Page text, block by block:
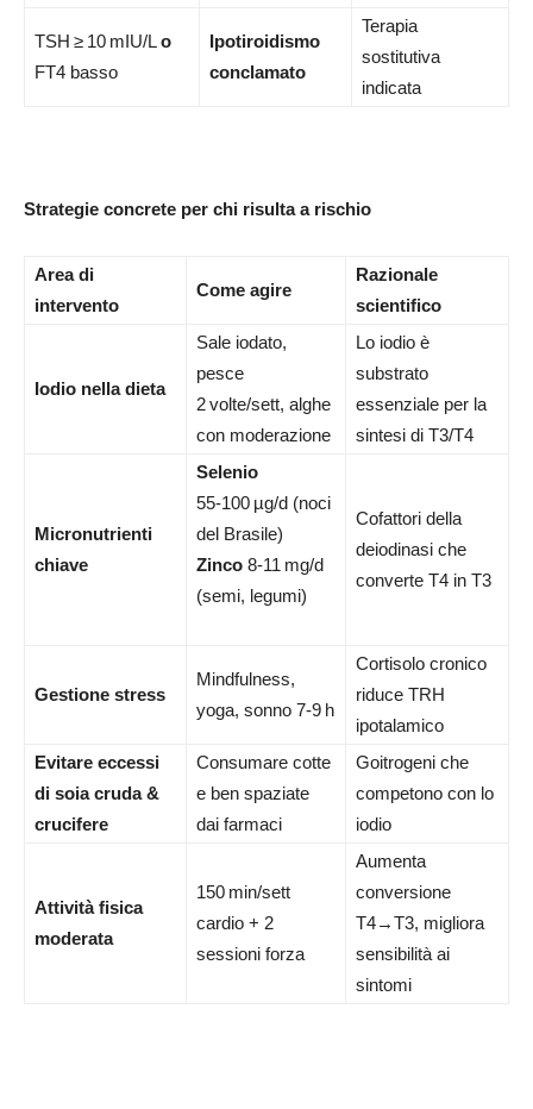
TSH ≥ 10 mIU/Lo
FT4 basso
Ipotiroidismo
conclamato
Terapia
sostitutiva
indicata
Strategie concrete per chi risulta a rischio
Area di
intervento
Come agire
Razionale
scientifico
Iodio nella dieta
Sale iodato,
pesce
2 volte/sett, alghe
con moderazione
Lo iodio è
substrato
essenziale per la
sintesi di T3/T4
Micronutrienti
chiave
Selenio
55‑100 µg/d (noci
del Brasile)
Zinco 8‑11 mg/d
(semi, legumi)
Cofattori della
deiodinasi che
converte T4 in T3
Gestione stress
Mindfulness,
yoga, sonno 7‑9 h
Cortisolo cronico
riduce TRH
ipotalamico
Evitare eccessi
di soia cruda &
crucifere
Consumare cotte
e ben spaziate
dai farmaci
Goitrogeni che
competono con lo
iodio
Attività fisica
moderata
150 min/sett
cardio + 2
sessioni forza
Aumenta
conversione
T4→T3, migliora
sensibilità ai
sintomi